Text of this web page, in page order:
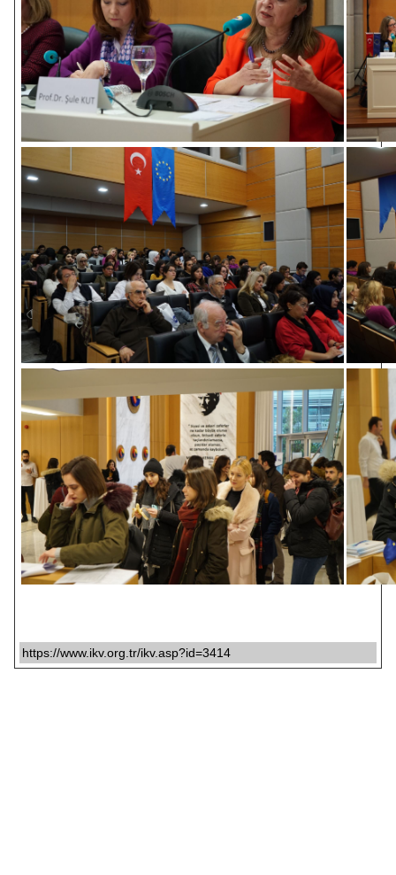
https://www.ikv.org.tr/ikv.asp?id=3414